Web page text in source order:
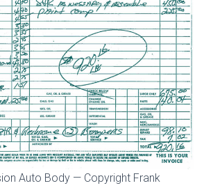
Auto Body — Copyright Frank